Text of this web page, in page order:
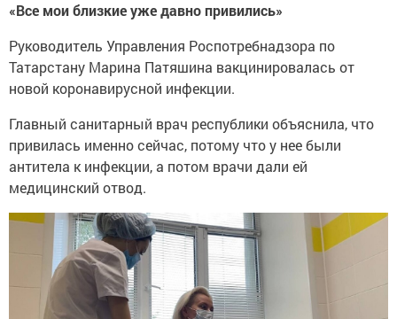
«Все мои близкие уже давно привились»
Руководитель Управления Роспотребнадзора по
Татарстану Марина Патяшина вакцинировалась от
новой коронавирусной инфекции.
Главный санитарный врач республики объяснила, что
привилась именно сейчас, потому что у нее были
антитела к инфекции, а потом врачи дали ей
медицинский отвод.